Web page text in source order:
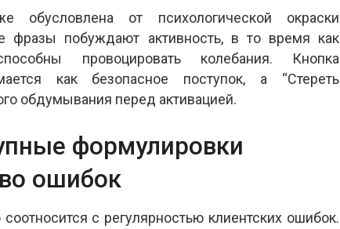
обусловлена от психологической окраски
фразы побуждают активность, в то время как
провоцировать колебания. Кнопка
как безопасное поступок, а “Стереть
обдумывания перед активацией.
формулировки
ошибок
с регулярностью клиентских ошибок.